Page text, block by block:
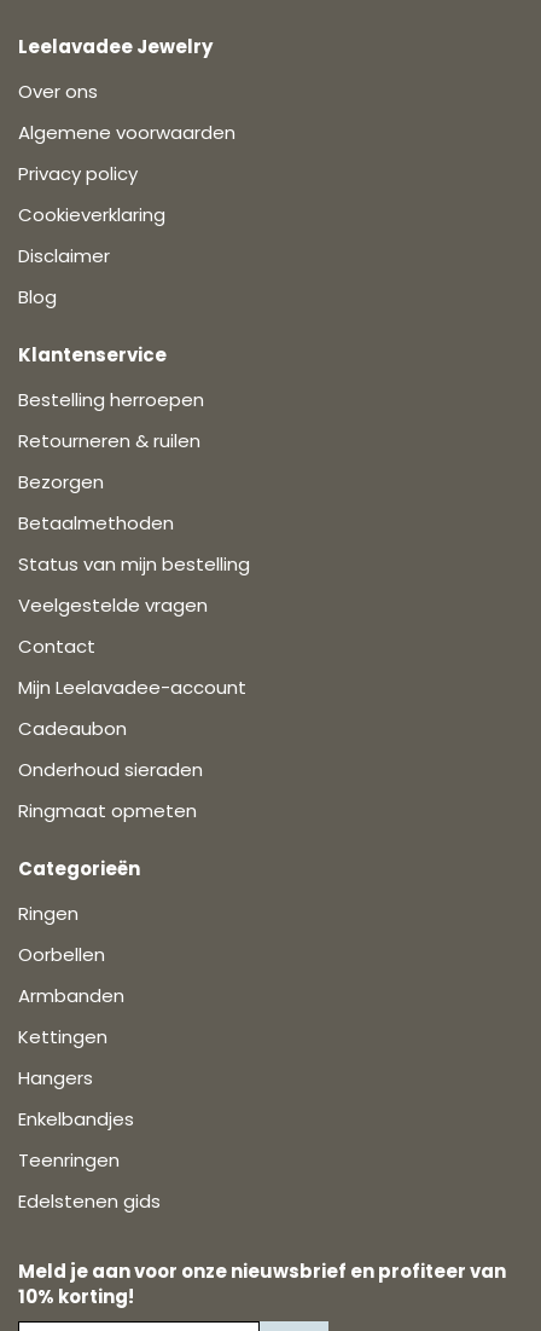
Leelavadee Jewelry
Over ons
Algemene voorwaarden
Privacy policy
Cookieverklaring
Disclaimer
Blog
Klantenservice
Bestelling herroepen
Retourneren & ruilen
Bezorgen
Betaalmethoden
Status van mijn bestelling
Veelgestelde vragen
Contact
Mijn Leelavadee-account
Cadeaubon
Onderhoud sieraden
Ringmaat opmeten
Categorieën
Ringen
Oorbellen
Armbanden
Kettingen
Hangers
Enkelbandjes
Teenringen
Edelstenen gids
Meld je aan voor onze nieuwsbrief en profiteer van
10% korting!